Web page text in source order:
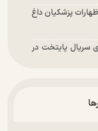
پزشکیان داغ
سریال پایتخت در
هدیه تهرانی منتشر